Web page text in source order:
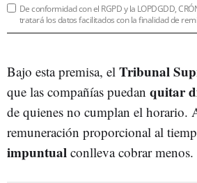
De conformidad con el RGPD y la LOPDGDD,
tratará los datos facilitados con la finalidad de
Bajo esta premisa, el Tribunal
que las compañías puedan quitar
de quienes no cumplan el horario.
remuneración proporcional al
impuntual conlleva cobrar menos.